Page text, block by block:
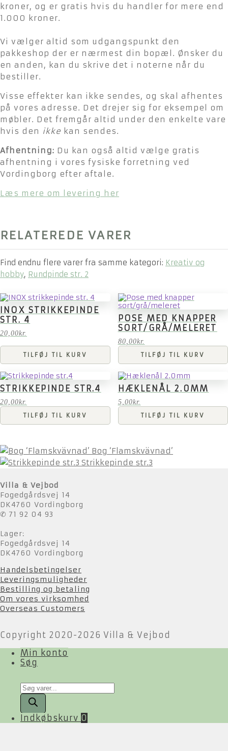
kroner, og er gratis hvis du handler for mere end
1.000 kroner.
Vi vælger altid som udgangspunkt den
pakkeshop der er nærmest din bopæl. Ønsker du
en anden, kan du skrive det i noterne når du
bestiller.
Visse effekter kan ikke sendes, og skal afhentes
på vores adresse. Det drejer sig for eksempel om
møbler. Det fremgår altid under den enkelte vare
hvis den ikke kan sendes.
Afhentning: Du kan også altid vælge gratis
afhentning i vores fysiske forretning ved
Vordingborg efter aftale.
Læs mere om levering her
RELATEREDE VARER
Find endnu flere varer fra samme kategori: Kreativ og
hobby, Rundpinde str. 2
INOX STRIKKEPINDE
STR. 4
20,00kr.
TILFØJ TIL KURV
POSE MED KNAPPER
SORT/GRÅ/MELERET
80,00kr.
TILFØJ TIL KURV
STRIKKEPINDE STR.4
20,00kr.
TILFØJ TIL KURV
HÆKLENÅL 2.0MM
5,00kr.
TILFØJ TIL KURV
Bog ‘Flamskvävnad’
Strikkepinde str.3
Villa & Vejbod
Fogedgårdsvej 14
DK4760 Vordingborg
✆ 71 92 04 93
Lager:
Fogedgårdsvej 14
DK4760 Vordingborg
Handelsbetingelser
Leveringsmuligheder
Bestilling og betaling
Om vores virksomhed
Overseas Customers
Copyright 2020-2026 Villa & Vejbod
Min konto
Søg
Products
search
Indkøbskurv 0